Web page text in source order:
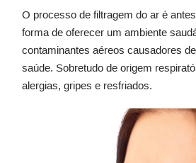
O processo de filtragem do ar é
forma de oferecer um ambiente
contaminantes aéreos causadores
saúde. Sobretudo de origem
alergias, gripes e resfriados.